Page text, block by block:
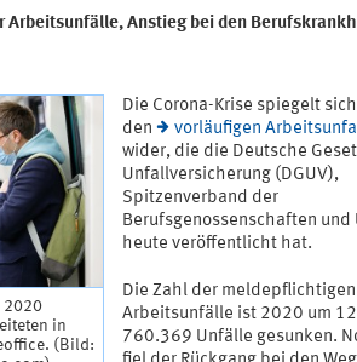
Arbeitsunfälle, Anstieg bei den
2020
in
(Bild:
Die Corona-Krise spiegelt
den
vorläufigen
wider, die die Deutsche
Unfallversicherung (DGUV),
Spitzenverband der
Berufsgenossenschaften und
heute veröffentlicht hat.
Die Zahl der meldepflichtigen
Arbeitsunfälle ist 2020 um
760.369 Unfälle gesunken.